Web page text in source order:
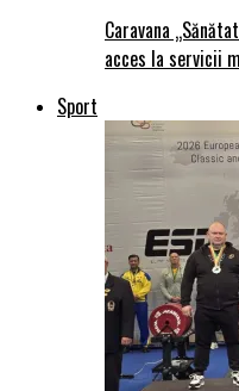
Caravana
acces la servicii
Sport